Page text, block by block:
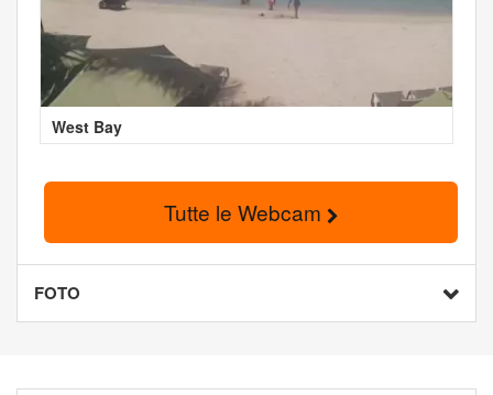
West Bay
Tutte le Webcam
FOTO